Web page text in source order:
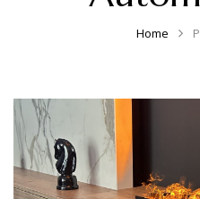
Home